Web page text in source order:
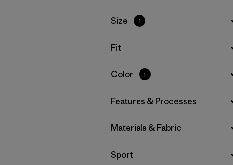
Filtrar por
Size 1
Filtrar por
Fit
Filtrar por
Color 1
Filtrar por
Features & Processes
Filtrar por
Materials & Fabric
Filtrar por
Sport